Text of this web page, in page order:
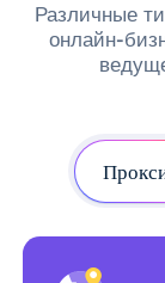
Различные
онлайн-